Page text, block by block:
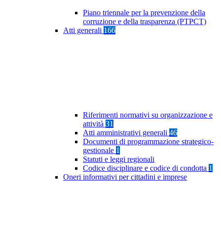
Piano triennale per la prevenzione della
corruzione e della trasparenza (PTPCT)
Atti generali 166
Riferimenti normativi su organizzazione e
attività 31
Atti amministrativi generali 46
Documenti di programmazione strategico-
gestionale 1
Statuti e leggi regionali
Codice disciplinare e codice di condotta 1
Oneri informativi per cittadini e imprese